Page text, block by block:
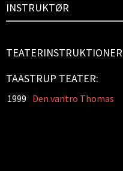
INSTRUKTØR
TAASTRUP TEATER:
1999 Den vantro Thomas